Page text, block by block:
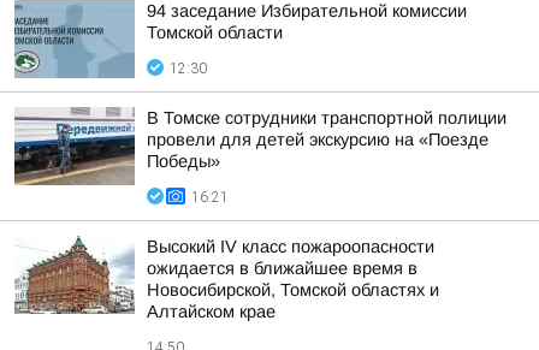
94 заседание Избирательной комиссии
Томской области
12:30
В Томске сотрудники транспортной полиции
провели для детей экскурсию на «Поезде
Победы»
16:21
Высокий IV класс пожароопасности
ожидается в ближайшее время в
Новосибирской, Томской областях и
Алтайском крае